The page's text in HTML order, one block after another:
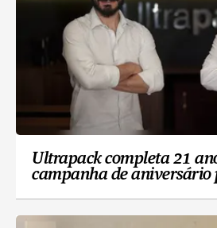
Ultrapack completa 21
campanha de aniversário